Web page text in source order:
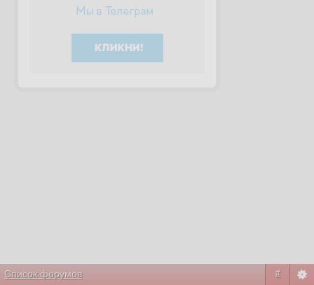
Список форумов #